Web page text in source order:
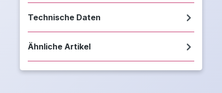
Technische Daten
Ähnliche Artikel